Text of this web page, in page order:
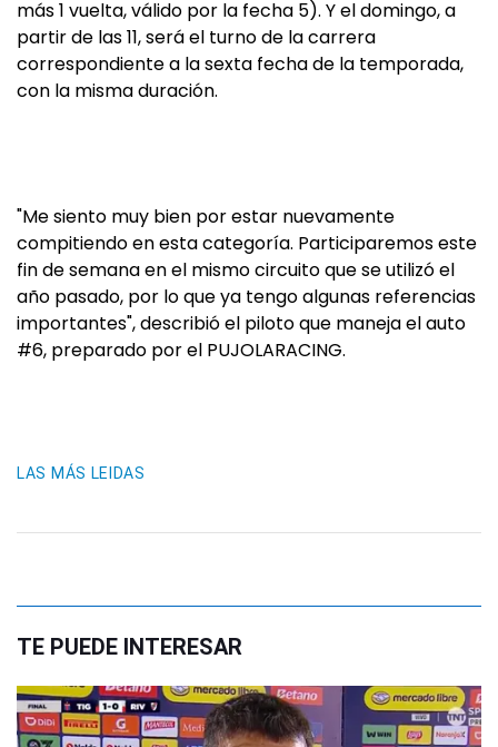
más 1 vuelta, válido por la fecha 5). Y el domingo, a
partir de las 11, será el turno de la carrera
correspondiente a la sexta fecha de la temporada,
con la misma duración.
"Me siento muy bien por estar nuevamente
compitiendo en esta categoría. Participaremos este
fin de semana en el mismo circuito que se utilizó el
año pasado, por lo que ya tengo algunas referencias
importantes", describió el piloto que maneja el auto
#6, preparado por el PUJOLARACING.
LAS MÁS LEIDAS
TE PUEDE INTERESAR